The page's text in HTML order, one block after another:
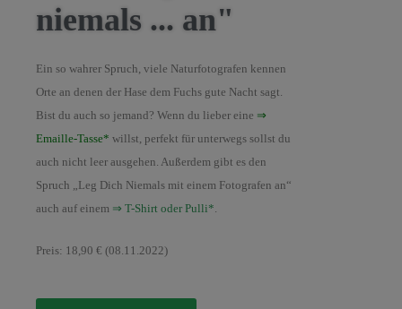
niemals ... an"
Ein so wahrer Spruch, viele Naturfotografen kennen
Orte an denen der Hase dem Fuchs gute Nacht sagt.
Bist du auch so jemand? Wenn du lieber eine ⇒
Emaille-Tasse* willst, perfekt für unterwegs sollst du
auch nicht leer ausgehen. Außerdem gibt es den
Spruch „ Leg Dich Niemals mit einem Fotografen an“
auch auf einem ⇒ T-Shirt oder Pulli*.
Preis: 18,90 € (08.11.2022)